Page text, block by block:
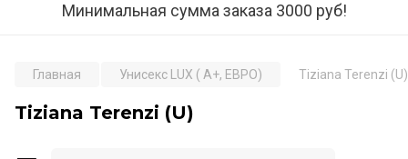
Минимальная сумма заказа 3000 руб!
Главная Унисекс LUX ( А+, ЕВРО) Tiziana Terenzi (U)
Tiziana Terenzi (U)